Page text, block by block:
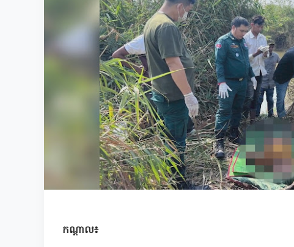
កណ្តាល៖